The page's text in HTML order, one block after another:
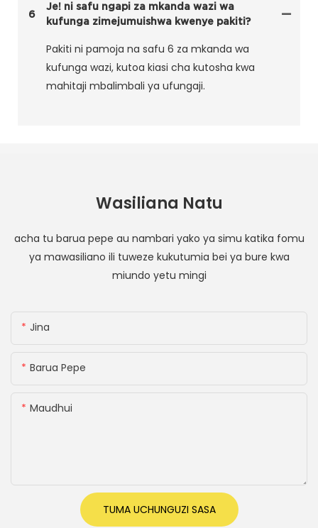
6
Je! ni safu ngapi za mkanda wazi wa
kufunga zimejumuishwa kwenye pakiti?
Pakiti ni pamoja na safu 6 za mkanda wa
kufunga wazi, kutoa kiasi cha kutosha kwa
mahitaji mbalimbali ya ufungaji.
Wasiliana Natu
acha tu barua pepe au nambari yako ya simu katika fomu
ya mawasiliano ili tuweze kukutumia bei ya bure kwa
miundo yetu mingi
Jina
Barua Pepe
Maudhui
TUMA UCHUNGUZI SASA